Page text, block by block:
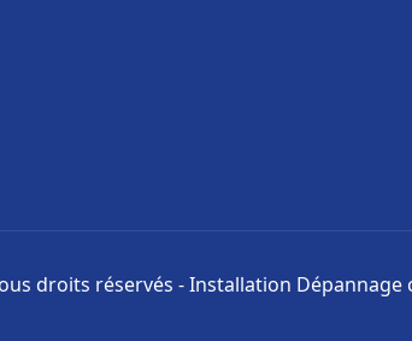
droits réservés - Installation Dépannage